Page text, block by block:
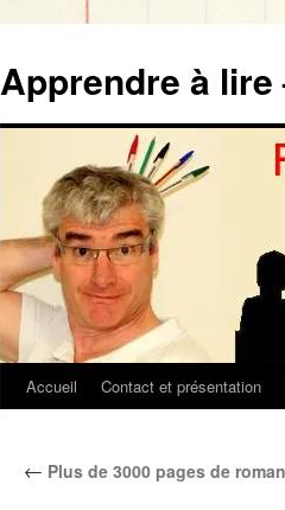
contenu
Apprendre à
Accueil Contact et présentation
← Plus de 3000 pages de